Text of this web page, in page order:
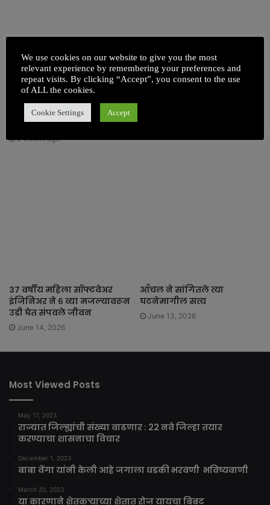
पत्नीच्या त्रासाला कंटाळून त्याने
केली आत्महत्या पण
मृत्यूपूर्वीच्या VDO मध्ये असे
बोलला की तुम्हालाही वाटेल
वाईट
2 weeks ago
हमारे बेटी मरी नहीं बल्कि उसे
३७ वर्षीय महिला सॉफ्टवेअर
इंजिनिअर ने ६ व्या मजल्यावरून
उडी घेत संपवले जीवन
June 14, 2026
आँचल ने सांगितले त्या
घटनेमागील सत्य
June 13, 2026
Most Viewed Posts
May 17, 2023
राज्यात जिल्ह्यांची संख्या वाढणार : 22 नवे जिल्हा तयार
करण्याचा शासनाचा विचार
December 1, 2023
बाबा वेंगा यांनी केली आहे जगाला धडकी भरवणी भविष्यवाणी
March 20, 2023
या कारणाने शेतकऱ्याच्या शेतात रोज यायचा बिबट
We use cookies on our website to give you the most
relevant experience by remembering your preferences and
repeat visits. By clicking “Accept”, you consent to the use
of ALL the cookies.
Cookie Settings Accept